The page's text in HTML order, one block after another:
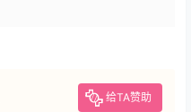
给TA赞助